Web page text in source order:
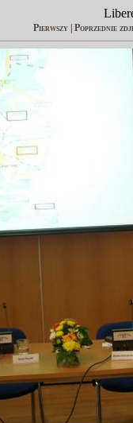
Pierwszy Poprzednie